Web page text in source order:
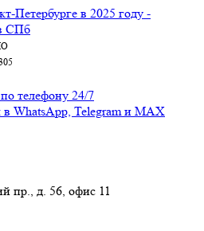
телефону 24/7
WhatsApp, Telegram и MAX
пр., д. 56, офис 11